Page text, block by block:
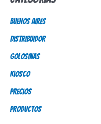
a
r
p
o
Buenos Aires
Distribuidor
Golosinas
Kiosco
Precios
Productos